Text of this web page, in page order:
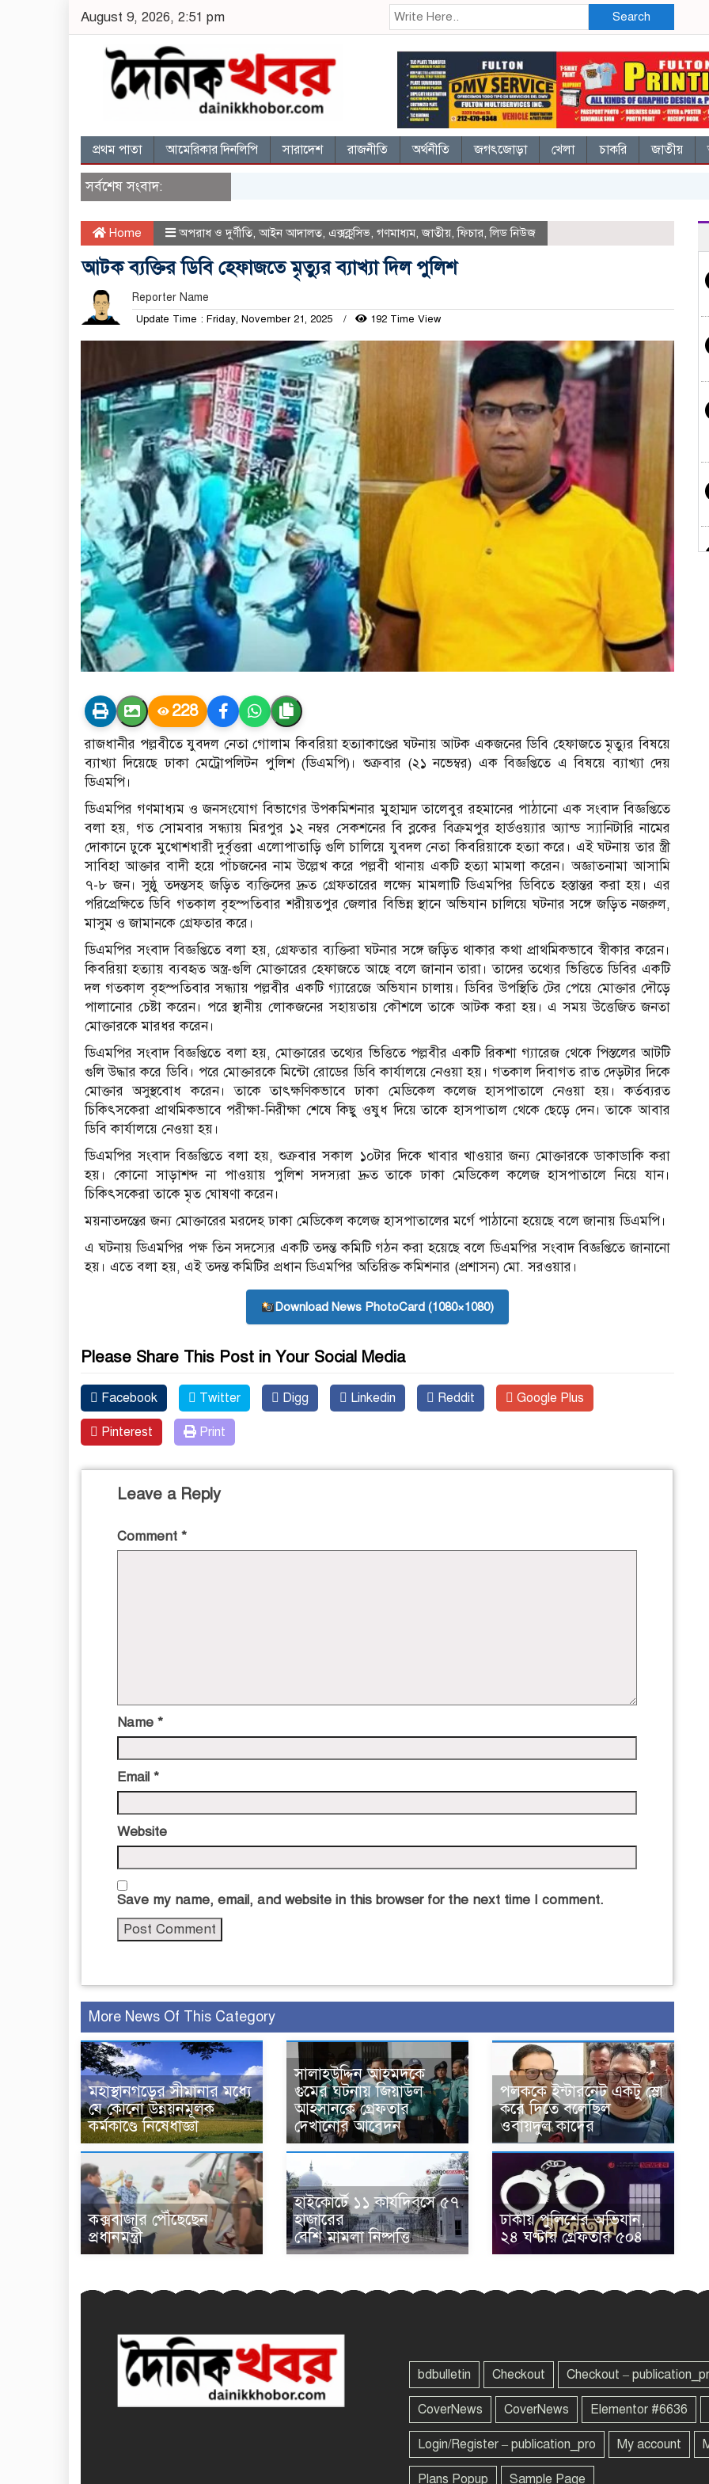
August 9, 2026, 2:51 pm Search
প্রথম পাতা আমেরিকার দিনলিপি সারাদেশ রাজনীতি অর্থনীতি জগৎজোড়া খেলা চাকরি জাতীয়
সর্বশেষ সংবাদ:
Home অপরাধ ও দুর্ণীতি, আইন আদালত, এক্সক্লুসিভ, গণমাধ্যম,জাতীয়,ফিচার,লিড নিউজ
আটক ব্যক্তির ডিবি হেফাজতে মৃত্যুর ব্যাখ্যা দিল পুলিশ
Reporter Name
Update Time : Friday, November 21, 2025 192 Time View
228
রাজধানীর পল্লবীতে যুবদল নেতা গোলাম কিবরিয়া হত্যাকাণ্ডের ঘটনায় আটক একজনের ডিবি হেফাজতে মৃত্যুর বিষয়ে
ব্যাখ্যা দিয়েছে ঢাকা মেট্রোপলিটন পুলিশ (ডিএমপি)। শুক্রবার (২১ নভেম্বর) এক বিজ্ঞপ্তিতে এ বিষয়ে ব্যাখ্যা দেয়
ডিএমপি।
ডিএমপির গণমাধ্যম ও জনসংযোগ বিভাগের উপকমিশনার মুহাম্মদ তালেবুর রহমানের পাঠানো এক সংবাদ বিজ্ঞপ্তিতে
বলা হয়, গত সোমবার সন্ধ্যায় মিরপুর ১২ নম্বর সেকশনের বি ব্লকের বিক্রমপুর হার্ডওয়্যার অ্যান্ড স্যানিটারি নামের
দোকানে ঢুকে মুখোশধারী দুর্বৃত্তরা এলোপাতাড়ি গুলি চালিয়ে যুবদল নেতা কিবরিয়াকে হত্যা করে। এই ঘটনায় তার স্ত্রী
সাবিহা আক্তার বাদী হয়ে পাঁচজনের নাম উল্লেখ করে পল্লবী থানায় একটি হত্যা মামলা করেন। অজ্ঞাতনামা আসামি
৭-৮ জন। সুষ্ঠু তদন্তসহ জড়িত ব্যক্তিদের দ্রুত গ্রেফতারের লক্ষ্যে মামলাটি ডিএমপির ডিবিতে হস্তান্তর করা হয়। এর
পরিপ্রেক্ষিতে ডিবি গতকাল বৃহস্পতিবার শরীয়তপুর জেলার বিভিন্ন স্থানে অভিযান চালিয়ে ঘটনার সঙ্গে জড়িত নজরুল,
মাসুম ও জামানকে গ্রেফতার করে।
ডিএমপির সংবাদ বিজ্ঞপ্তিতে বলা হয়, গ্রেফতার ব্যক্তিরা ঘটনার সঙ্গে জড়িত থাকার কথা প্রাথমিকভাবে স্বীকার করেন।
কিবরিয়া হত্যায় ব্যবহৃত অস্ত্র-গুলি মোক্তারের হেফাজতে আছে বলে জানান তারা। তাদের তথ্যের ভিত্তিতে ডিবির একটি
দল গতকাল বৃহস্পতিবার সন্ধ্যায় পল্লবীর একটি গ্যারেজে অভিযান চালায়। ডিবির উপস্থিতি টের পেয়ে মোক্তার দৌড়ে
পালানোর চেষ্টা করেন। পরে স্থানীয় লোকজনের সহায়তায় কৌশলে তাকে আটক করা হয়। এ সময় উত্তেজিত জনতা
মোক্তারকে মারধর করেন।
ডিএমপির সংবাদ বিজ্ঞপ্তিতে বলা হয়, মোক্তারের তথ্যের ভিত্তিতে পল্লবীর একটি রিকশা গ্যারেজ থেকে পিস্তলের আটটি
গুলি উদ্ধার করে ডিবি। পরে মোক্তারকে মিন্টো রোডের ডিবি কার্যালয়ে নেওয়া হয়। গতকাল দিবাগত রাত দেড়টার দিকে
মোক্তার অসুস্থবোধ করেন। তাকে তাৎক্ষণিকভাবে ঢাকা মেডিকেল কলেজ হাসপাতালে নেওয়া হয়। কর্তব্যরত
চিকিৎসকেরা প্রাথমিকভাবে পরীক্ষা-নিরীক্ষা শেষে কিছু ওষুধ দিয়ে তাকে হাসপাতাল থেকে ছেড়ে দেন। তাকে আবার
ডিবি কার্যালয়ে নেওয়া হয়।
ডিএমপির সংবাদ বিজ্ঞপ্তিতে বলা হয়, শুক্রবার সকাল ১০টার দিকে খাবার খাওয়ার জন্য মোক্তারকে ডাকাডাকি করা
হয়। কোনো সাড়াশব্দ না পাওয়ায় পুলিশ সদস্যরা দ্রুত তাকে ঢাকা মেডিকেল কলেজ হাসপাতালে নিয়ে যান।
চিকিৎসকেরা তাকে মৃত ঘোষণা করেন।
ময়নাতদন্তের জন্য মোক্তারের মরদেহ ঢাকা মেডিকেল কলেজ হাসপাতালের মর্গে পাঠানো হয়েছে বলে জানায় ডিএমপি।
এ ঘটনায় ডিএমপির পক্ষ তিন সদস্যের একটি তদন্ত কমিটি গঠন করা হয়েছে বলে ডিএমপির সংবাদ বিজ্ঞপ্তিতে জানানো
হয়। এতে বলা হয়, এই তদন্ত কমিটির প্রধান ডিএমপির অতিরিক্ত কমিশনার (প্রশাসন) মো. সরওয়ার।
Download News PhotoCard (1080×1080)
Please Share This Post in Your Social Media
Facebook Twitter Digg Linkedin Reddit Google Plus
Pinterest Print
Leave a Reply
Comment *
Name *
Email *
Website
Save my name, email, and website in this browser for the next time I comment.
More News Of This Category
মহাস্থানগড়ের সীমানার মধ্যে
যে কোনো উন্নয়নমূলক
কর্মকাণ্ডে নিষেধাজ্ঞা
সালাহউদ্দিন আহমদকে
গুমের ঘটনায় জিয়াউল
আহসানকে গ্রেফতার
দেখানোর আবেদন
পলককে ইন্টারনেট একটু স্লো
করে দিতে বলেছিল
ওবায়দুল কাদের
কক্সবাজার পৌঁছেছেন
প্রধানমন্ত্রী
হাইকোর্টে ১১ কার্যদিবসে ৫৭
হাজারের
বেশি মামলা নিষ্পত্তি
ঢাকায় পুলিশের অভিযান,
২৪ ঘণ্টায় গ্রেফতার ৫০৪
bdbulletin Checkout Checkout –
CoverNews CoverNews Elementor #6636
Login/Register – publication_pro My account
Plans Popup Sample Page